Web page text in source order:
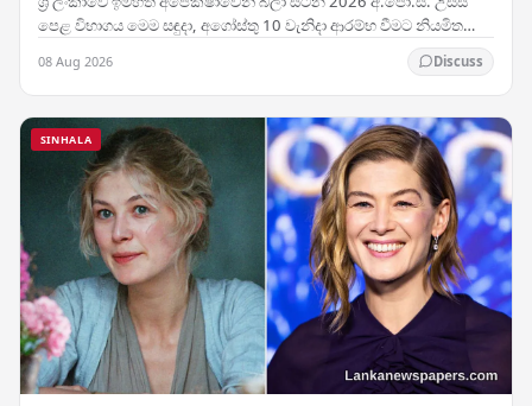
පෙළ විභාගය මෙම සඳුදා, අගෝස්තු 10 වැනිදා ආරම්භ වීමට නියමිත
08 Aug 2026 Discuss
SINHALA